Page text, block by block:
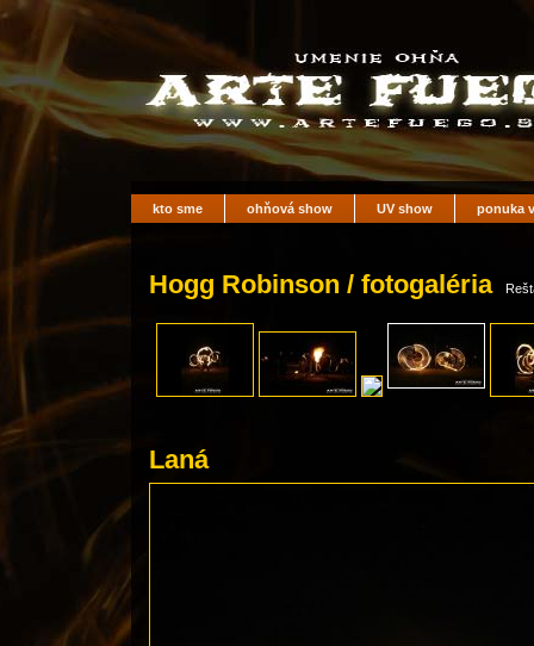
kto sme ohňová show UV show ponuka
Hogg Robinson / fotogaléria
Laná